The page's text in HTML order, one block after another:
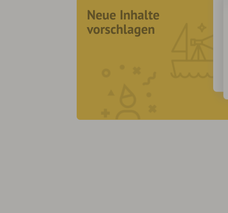
Neue Inhalte
vorschlagen